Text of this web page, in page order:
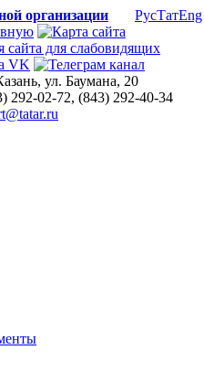
организации РусТатEng
ул. Баумана, 20
292-02-72, (843) 292-40-34